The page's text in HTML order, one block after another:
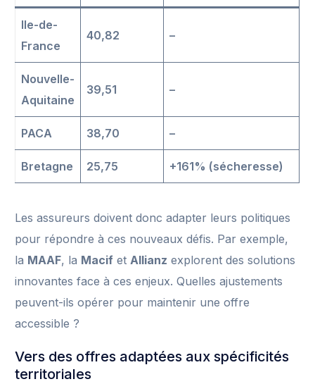
Ile-de-
France
40,82 –
Nouvelle-
Aquitaine
39,51 –
PACA 38,70 –
Bretagne 25,75 +161% (sécheresse)
Les assureurs doivent donc adapter leurs politiques
pour répondre à ces nouveaux défis. Par exemple,
la MAAF, la Macif etAllianz explorent des solutions
innovantes face à ces enjeux. Quelles ajustements
peuvent-ils opérer pour maintenir une offre
accessible ?
Vers des offres adaptées aux spécificités
territoriales